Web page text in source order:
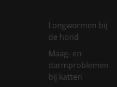
Longwormen bij
de hond
Maag- en
darmproblemen
bij katten